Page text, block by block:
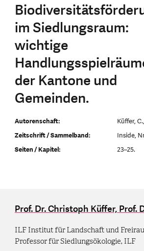
im Siedlungsraum:
wichtige
der Kantone und
Gemeinden.
Autorenschaft:
Küffer,
Zeitschrift / Sammelband:
Inside,
Seiten / Kapitel:
23–25.
Prof. Dr. Christoph Küffer, Prof.
ILF Institut für Landschaft und
Professor für Siedlungsökologie, ILF